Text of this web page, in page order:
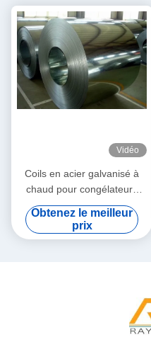
Vidéo
Coils en acier galvanisé à
chaud pour congélateurs
industriels et boîtiers
d'appareils avec revêtement
en zinc de 40 à 450 g/m2
Obtenez le meilleur
prix